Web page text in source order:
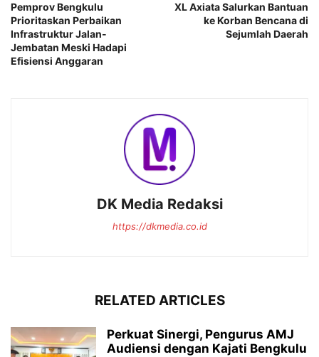
Pemprov Bengkulu
Prioritaskan Perbaikan
Infrastruktur Jalan-
Jembatan Meski Hadapi
Efisiensi Anggaran
XL Axiata Salurkan Bantuan
ke Korban Bencana di
Sejumlah Daerah
DK Media Redaksi
https://dkmedia.co.id
RELATED ARTICLES
Perkuat Sinergi, Pengurus AMJ
Audiensi dengan Kajati Bengkulu